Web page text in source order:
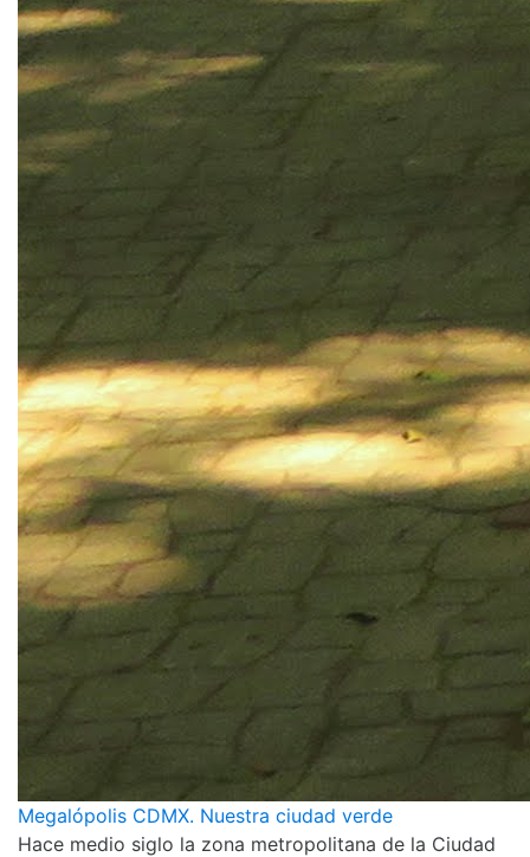
Megalópolis CDMX. Nuestra ciudad verde
Hace medio siglo la zona metropolitana de la Ciudad